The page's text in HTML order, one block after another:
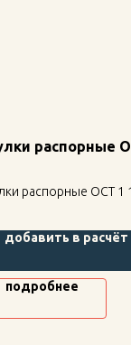
распорные
распорные ОСТ 1
и
добавить в расчёт
подробнее